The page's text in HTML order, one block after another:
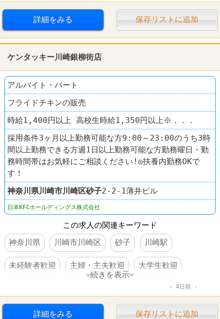
詳細をみる 保存リストに追加
ケンタッキー川崎銀柳街店
アルバイト・パート
フライドチキンの販売
時給1,400円以上 高校生時給1,350円以上※．．．
採用条件3ヶ月以上勤務可能な方9:00～23:00のうち3時
間以上勤務できる方週1日以上勤務可能な方勤務曜日・勤
務時間帯はお気軽にご相談ください!◎扶養内勤務OKで
す！
神奈川県川崎市川崎区砂子2-2-1薄井ビル
日本KFCホールディングス株式会社
この求人の関連キーワード
神奈川県
川崎市川崎区 砂子 川崎駅
未経験者歓迎 主婦・主夫歓迎 大学生歓迎
髪型自由 ファーストフード
続きを表示
4日前
詳細をみる 保存リストに追加